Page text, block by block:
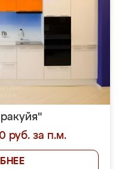
руб. за п.м.